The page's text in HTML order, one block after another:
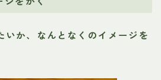
いか、なんとなくのイメージを